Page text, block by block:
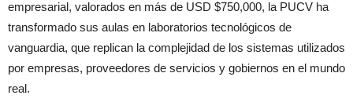
empresarial, valorados en más de USD $750,000, la PUCV ha
transformado sus aulas en laboratorios tecnológicos de
vanguardia, que replican la complejidad de los sistemas utilizados
por empresas, proveedores de servicios y gobiernos en el mundo
real.